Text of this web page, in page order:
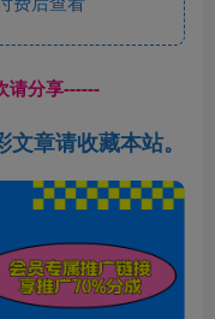
请分享------
章请收藏本站。